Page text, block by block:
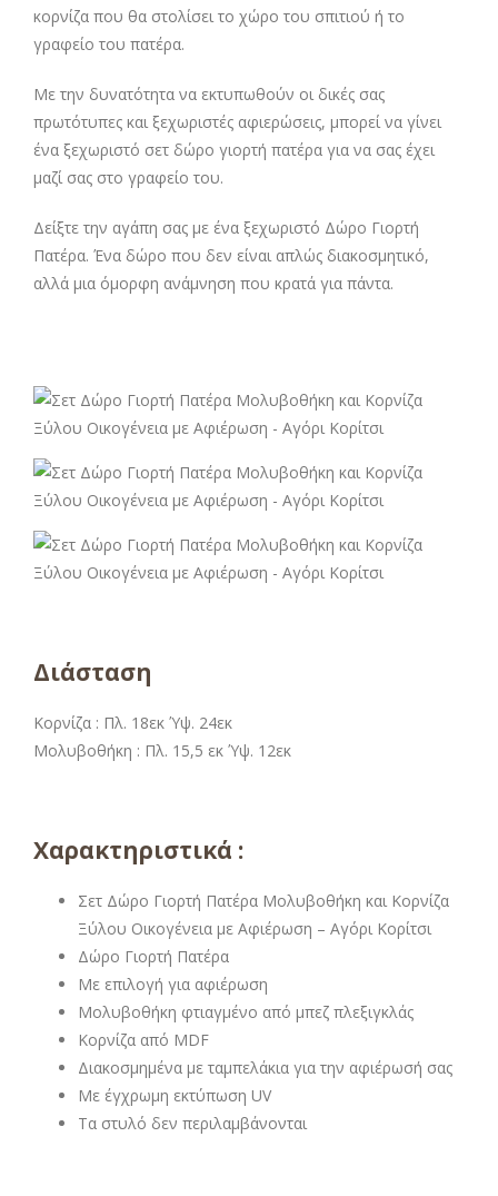
κορνίζα που θα στολίσει το χώρο του σπιτιού ή το
γραφείο του πατέρα.
Με την δυνατότητα να εκτυπωθούν οι δικές σας
πρωτότυπες και ξεχωριστές αφιερώσεις, μπορεί να γίνει
ένα ξεχωριστό σετ δώρο γιορτή πατέρα για να σας έχει
μαζί σας στο γραφείο του.
Δείξτε την αγάπη σας με ένα ξεχωριστό Δώρο Γιορτή
Πατέρα. Ένα δώρο που δεν είναι απλώς διακοσμητικό,
αλλά μια όμορφη ανάμνηση που κρατά για πάντα.
Διάσταση
Κορνίζα : Πλ. 18εκ Ύψ. 24εκ
Μολυβοθήκη : Πλ. 15,5 εκ Ύψ. 12εκ
Χαρακτηριστικά :
Σετ Δώρο Γιορτή Πατέρα Μολυβοθήκη και Κορνίζα
Ξύλου Οικογένεια με Αφιέρωση – Αγόρι Κορίτσι
Δώρο Γιορτή Πατέρα
Με επιλογή για αφιέρωση
Μολυβοθήκη φτιαγμένο από μπεζ πλεξιγκλάς
Κορνίζα από MDF
Διακοσμημένα με ταμπελάκια για την αφιέρωσή σας
Με έγχρωμη εκτύπωση UV
Τα στυλό δεν περιλαμβάνονται